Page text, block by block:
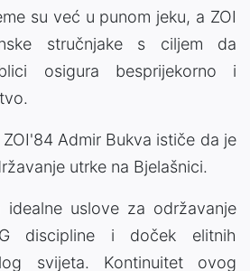
su već u punom jeku, a ZOI
stručnjake s ciljem da
osigura besprijekorno i
Admir Bukva ističe da je
utrke na Bjelašnici.
idealne uslove za održavanje
G discipline i doček elitnih
svijeta. Kontinuitet ovog